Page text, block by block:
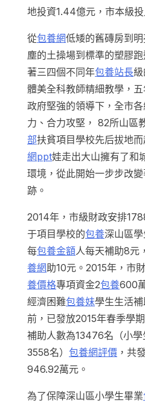
地投資1.44億元，市本級
從包養網低矮的舊磚房到
塵的土操場到標準的塑膠
著三四個不同年包養站長
體美全科教師精細教學，
政府堅強的領導下，全市
力、合力攻堅， 82所山區
部扶貧項目學校先后拔地
網ppt娃走出大山擁有了和
環境，從此開始一步步改
跡。
2014年，市級財政安排
于項目學校的包養深山區
每包養金額人每天補助8元
養網助10元。2015年，市
養價格專項資金2包養600
經濟困難包養妹學生生活
前，已發放2015年春季學
補助人數為13476名（小
3558名） 包養網評價 ，共
946.92萬元。
為了保障深山區小學生畢業